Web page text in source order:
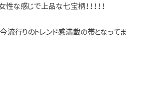
な感じで上品な七宝柄！！！！！
流行りのトレンド感満載の帯となってま